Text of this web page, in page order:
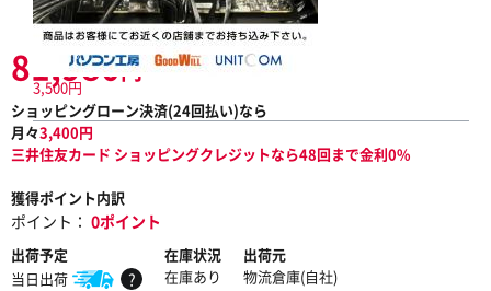
3,500円
81,980円
ショッピングローン決済(24回払い)なら
月々3,400円
三井住友カード ショッピングクレジットなら48回まで金利0%
獲得ポイント内訳
ポイント： 0ポイント
出荷予定
当日出荷
?
在庫状況
在庫あり
出荷元
物流倉庫(自社)